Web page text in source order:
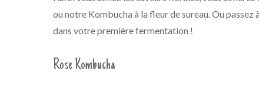
ou notre Kombucha à la fleur de sureau. Ou
dans votre première fermentation !
Rose Kombucha